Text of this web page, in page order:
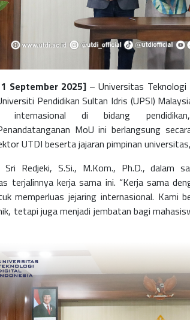
September 2025] – Universitas Teknologi
Pendidikan Sultan Idris (UPSI)
internasional di bidang
MoU ini berlangsung
UTDI beserta jajaran pimpinan
Redjeki, S.Si., M.Kom., Ph.D., dalam
terjalinnya kerja sama ini. “Kerja sama
memperluas jejaring internasional. Kami
tetapi juga menjadi jembatan bagi